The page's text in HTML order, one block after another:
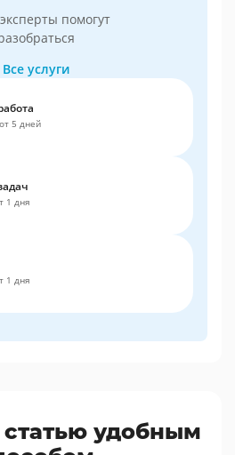
помогут
Все услуги
от 5 дней
1 дня
1 дня
удобным